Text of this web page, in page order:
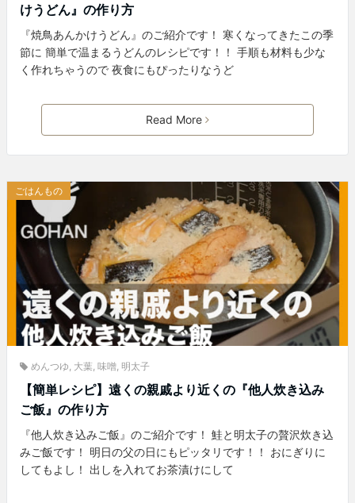
けうどん』の作り方
『焼鳥あんかけうどん』のご紹介です！ 寒くなってきたこの季
節に 簡単で温まるうどんのレシピです！！ 手順も材料も少な
く作れちゃうので 夜食にもぴったりなうど
Read More
ごはんもの
めんつゆ, 大葉, 味噌, 明太子
【簡単レシピ】遠くの親戚より近くの『他人炊き込み
ご飯』の作り方
『他人炊き込みご飯』のご紹介です！ 鮭と明太子の贅沢炊き込
みご飯です！ 明日の父の日にもピッタリです！！ おにぎりに
してもよし！ 出しを入れてお茶漬けにして